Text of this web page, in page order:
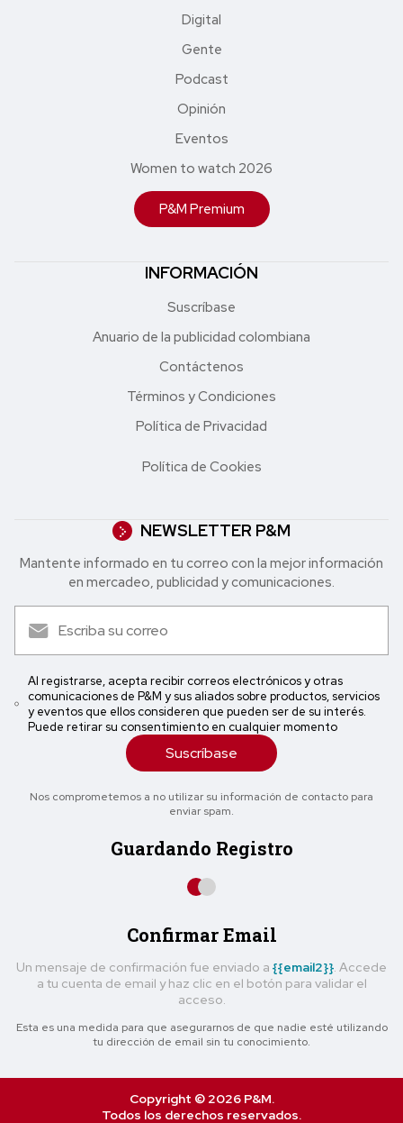
Digital
Gente
Podcast
Opinión
Eventos
Women to watch 2026
P&M Premium
INFORMACIÓN
Suscríbase
Anuario de la publicidad colombiana
Contáctenos
Términos y Condiciones
Política de Privacidad
Política de Cookies
NEWSLETTER P&M
Mantente informado en tu correo con la mejor in formación
en mercadeo, publicidad y comunicaciones.
Al registrarse, acepta recibir correos electrónicos y otras
comunicaciones de P&M y sus aliados sobre productos, servicios
y eventos que ellos consideren que pueden ser de su interés.
Puede retirar su consentimiento en cualquier momento
Suscríbase
Nos comprometemos a no utilizar su información de contacto para
enviar spam.
Guardando Registro
Confirmar Email
Un mensaje de confirmación fue enviado a {{email2}} . Accede
a tu cuenta de email y haz clic en el botón para validar el
acceso.
Esta es una medida para que asegurarnos de que nadie esté utilizando
tu dirección de email sin tu conocimiento.
Copyright © 2026 P&M.
Todos los derechos reservados.